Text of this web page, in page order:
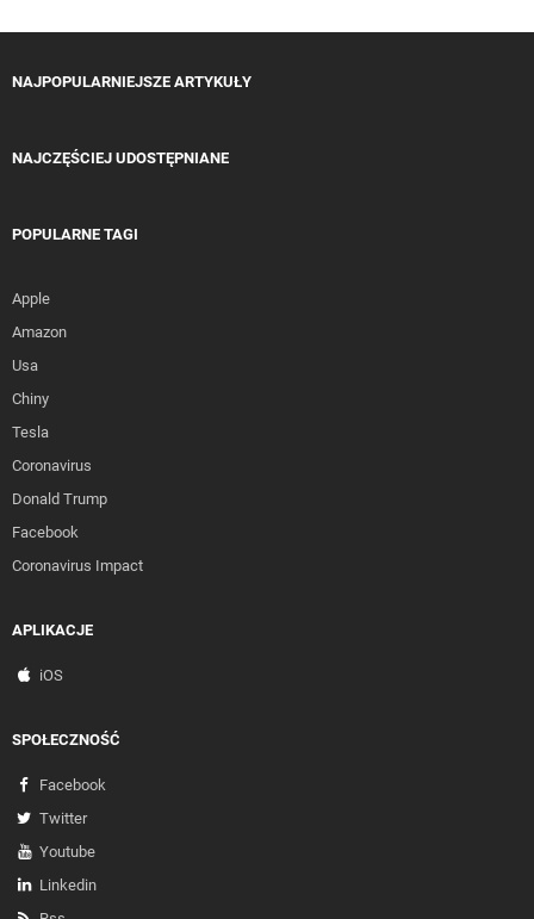
NAJPOPULARNIEJSZE ARTYKUŁY
NAJCZĘŚCIEJ UDOSTĘPNIANE
POPULARNE TAGI
Apple
Amazon
Usa
Chiny
Tesla
Coronavirus
Donald Trump
Facebook
Coronavirus Impact
APLIKACJE
iOS
SPOŁECZNOŚĆ
Facebook
Twitter
Youtube
Linkedin